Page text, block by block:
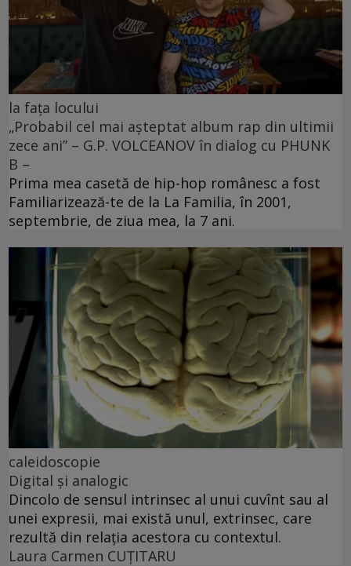
la fața locului
„Probabil cel mai aşteptat album rap din ultimii
zece ani” – G.P. VOLCEANOV în dialog cu PHUNK
B –
Prima mea casetă de hip-hop românesc a fost
Familiarizează-te de la La Familia, în 2001,
septembrie, de ziua mea, la 7 ani.
caleidoscopie
Digital și analogic
Dincolo de sensul intrinsec al unui cuvînt sau al
unei expresii, mai există unul, extrinsec, care
rezultă din relația acestora cu contextul.
Laura Carmen CUȚITARU